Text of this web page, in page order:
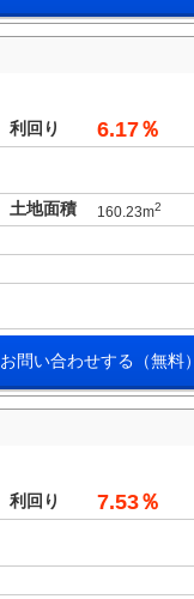
利回り 6.17％
土地面積 160.23m2
お問い合わせする（無料）
利回り 7.53％